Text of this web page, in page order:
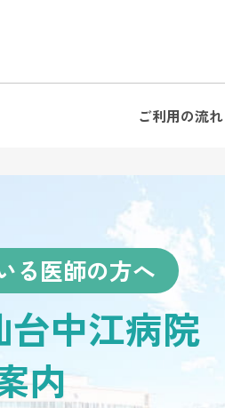
ご利用の流れ
る医師の方へ
中江病院
内